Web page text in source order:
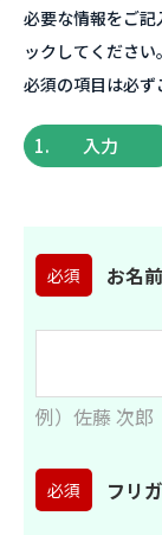
必要な情報をご記
ックしてください。
必須の項目は必ず
1. 入力
お名前
必須
例）佐藤 次郎
フリ
必須